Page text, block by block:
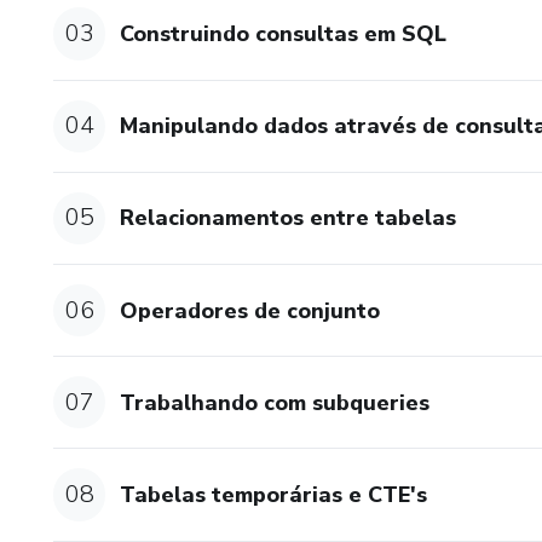
03 Construindo consultas em SQL
04 Manipulando dados através de
05 Relacionamentos entre tabelas
06 Operadores de conjunto
07 Trabalhando com subqueries
08 Tabelas temporárias e CTE's